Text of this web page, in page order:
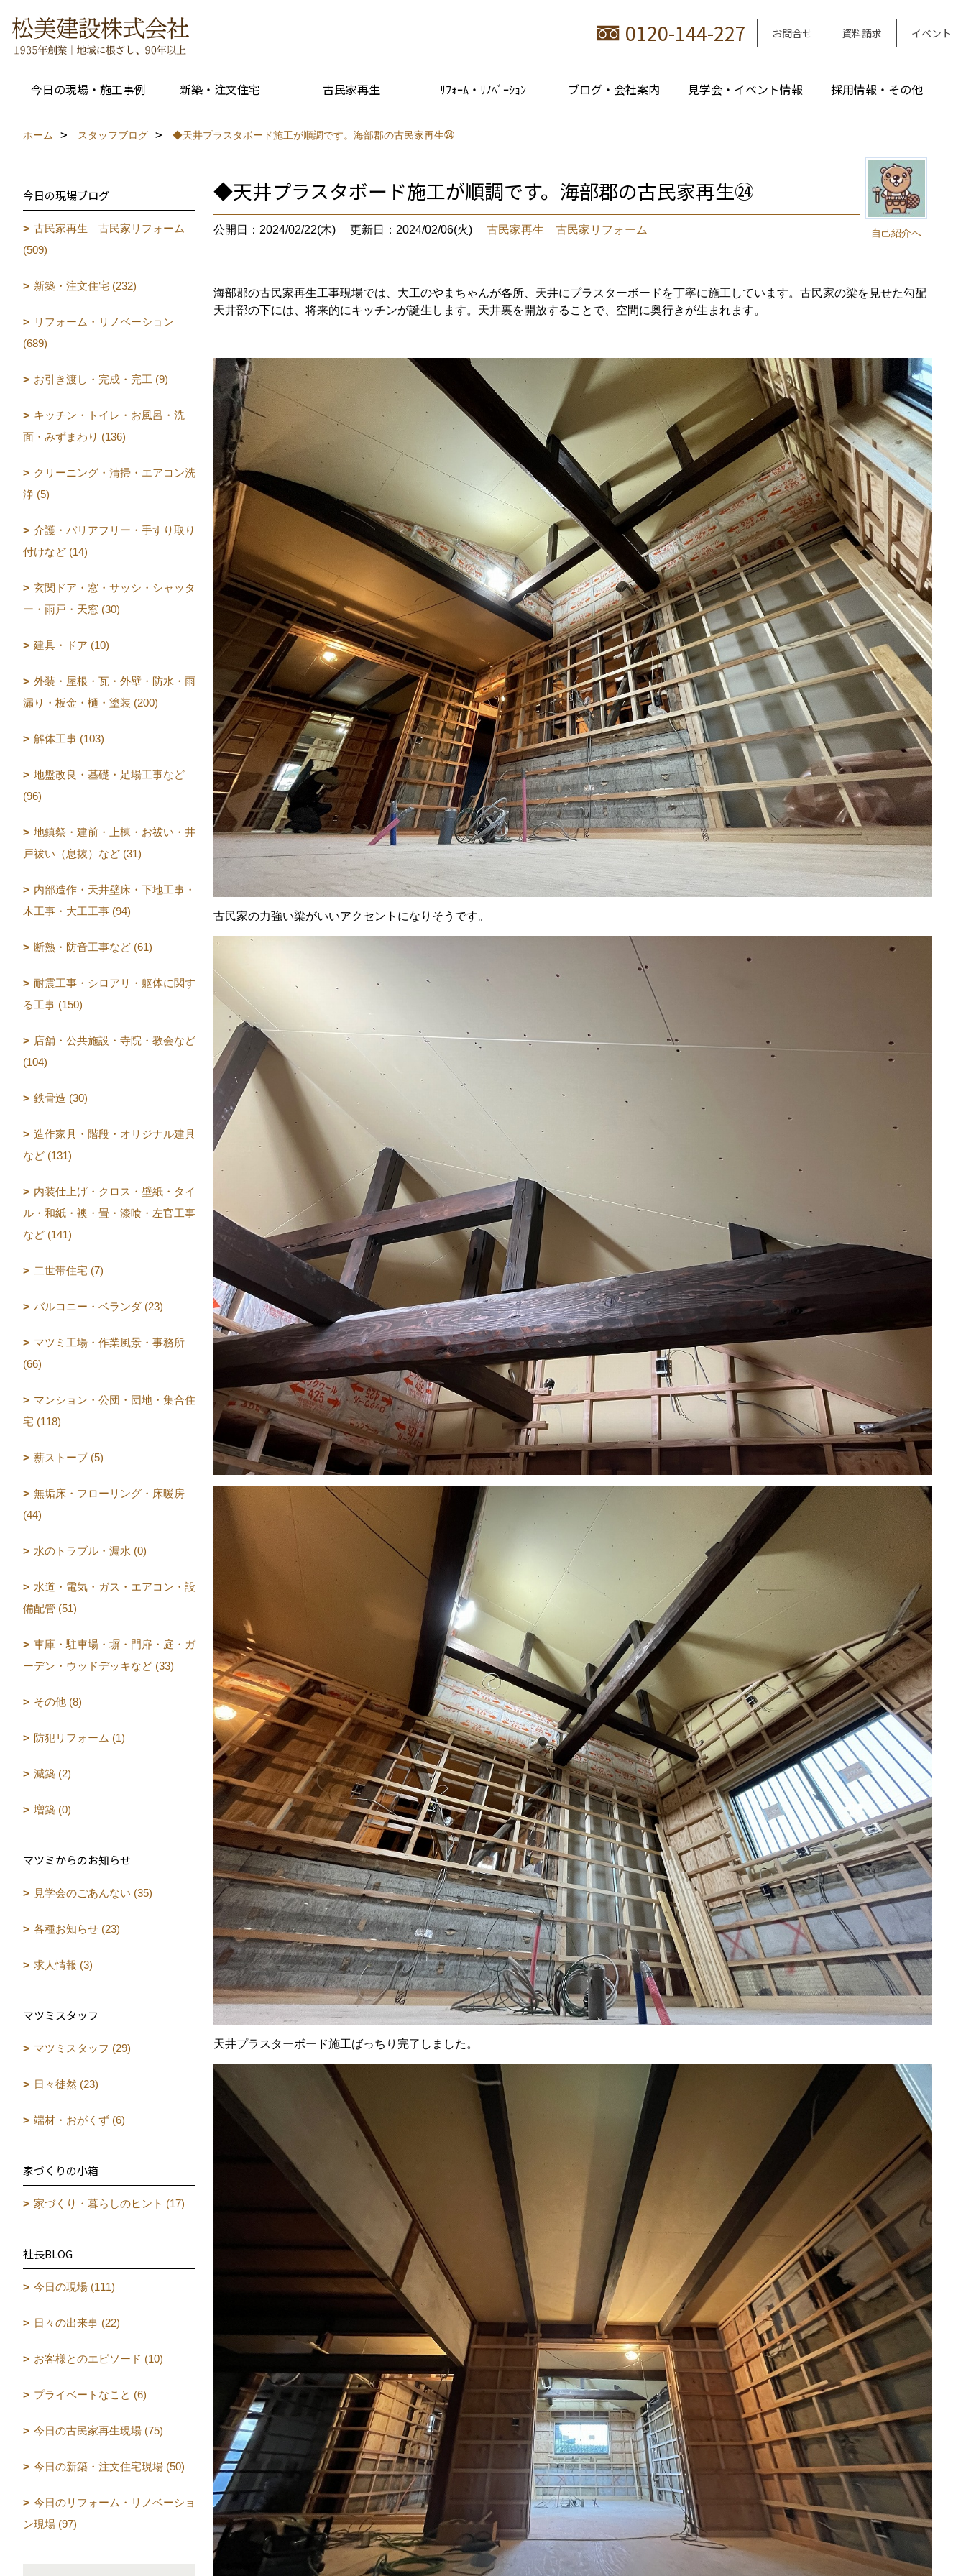
0120-144-227 お問合せ 資料請求 イベント
今日の現場・施工事例 新築・注文住宅 古民家再生 ﾘﾌｫｰﾑ・ﾘﾉﾍﾞｰｼｮﾝ ブログ・会社案内 見学会・イベント情報 採用情報・その他
ホーム スタッフブログ ◆天井プラスタボード施工が順調です。海部郡の古民家再生㉔
自己紹介へ
◆天井プラスタボード施工が順調です。海部郡の古民家再生㉔
公開日：2024/02/22(木) 更新日：2024/02/06(火) 古民家再生 古民家リフォーム
海部郡の古民家再生工事現場では、大工のやまちゃんが各所、天井にプラスターボードを丁寧に施工しています。古民家の梁を見せた勾配
天井部の下には、将来的にキッチンが誕生します。天井裏を開放することで、空間に奥行きが生まれます。
古民家の力強い梁がいいアクセントになりそうです。
天井プラスターボード施工ばっちり完了しました。
今日の現場ブログ
古民家再生 古民家リフォーム
(509)
新築・注文住宅 (232)
リフォーム・リノベーション
(689)
お引き渡し・完成・完工 (9)
キッチン・トイレ・お風呂・洗
面・みずまわり (136)
クリーニング・清掃・エアコン洗
浄 (5)
介護・バリアフリー・手すり取り
付けなど (14)
玄関ドア・窓・サッシ・シャッタ
ー・雨戸・天窓 (30)
建具・ドア (10)
外装・屋根・瓦・外壁・防水・雨
漏り・板金・樋・塗装 (200)
解体工事 (103)
地盤改良・基礎・足場工事など
(96)
地鎮祭・建前・上棟・お祓い・井
戸祓い（息抜）など (31)
内部造作・天井壁床・下地工事・
木工事・大工工事 (94)
断熱・防音工事など (61)
耐震工事・シロアリ・躯体に関す
る工事 (150)
店舗・公共施設・寺院・教会など
(104)
鉄骨造 (30)
造作家具・階段・オリジナル建具
など (131)
内装仕上げ・クロス・壁紙・タイ
ル・和紙・襖・畳・漆喰・左官工事
など (141)
二世帯住宅 (7)
バルコニー・ベランダ (23)
マツミ工場・作業風景・事務所
(66)
マンション・公団・団地・集合住
宅 (118)
薪ストーブ (5)
無垢床・フローリング・床暖房
(44)
水のトラブル・漏水 (0)
水道・電気・ガス・エアコン・設
備配管 (51)
車庫・駐車場・塀・門扉・庭・ガ
ーデン・ウッドデッキなど (33)
その他 (8)
防犯リフォーム (1)
減築 (2)
増築 (0)
マツミからのお知らせ
見学会のごあんない (35)
各種お知らせ (23)
求人情報 (3)
マツミスタッフ
マツミスタッフ (29)
日々徒然 (23)
端材・おがくず (6)
家づくりの小箱
家づくり・暮らしのヒント (17)
社長BLOG
今日の現場 (111)
日々の出来事 (22)
お客様とのエピソード (10)
プライベートなこと (6)
今日の古民家再生現場 (75)
今日の新築・注文住宅現場 (50)
今日のリフォーム・リノベーショ
ン現場 (97)